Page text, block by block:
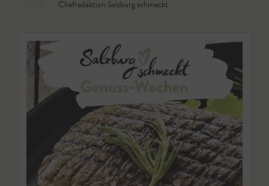
Chefredaktion Salzburg schmeckt